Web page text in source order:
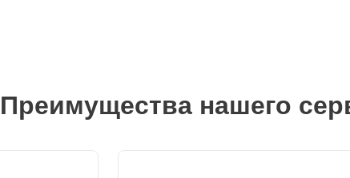
Преимущества нашего